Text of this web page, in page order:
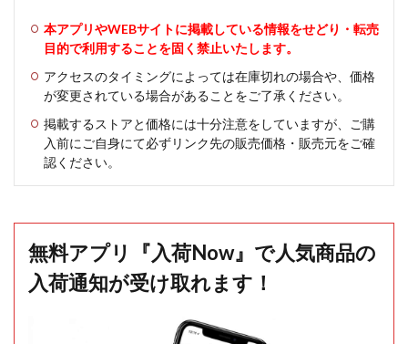
本アプリやWEBサイトに掲載している情報をせどり・転売
目的で利用することを固く禁止いたします。
アクセスのタイミングによっては在庫切れの場合や、価格
が変更されている場合があることをご了承ください。
掲載するストアと価格には十分注意をしていますが、ご購
入前にご自身にて必ずリンク先の販売価格・販売元をご確
認ください。
無料アプリ『入荷Now』で人気商品の
入荷通知が受け取れます！